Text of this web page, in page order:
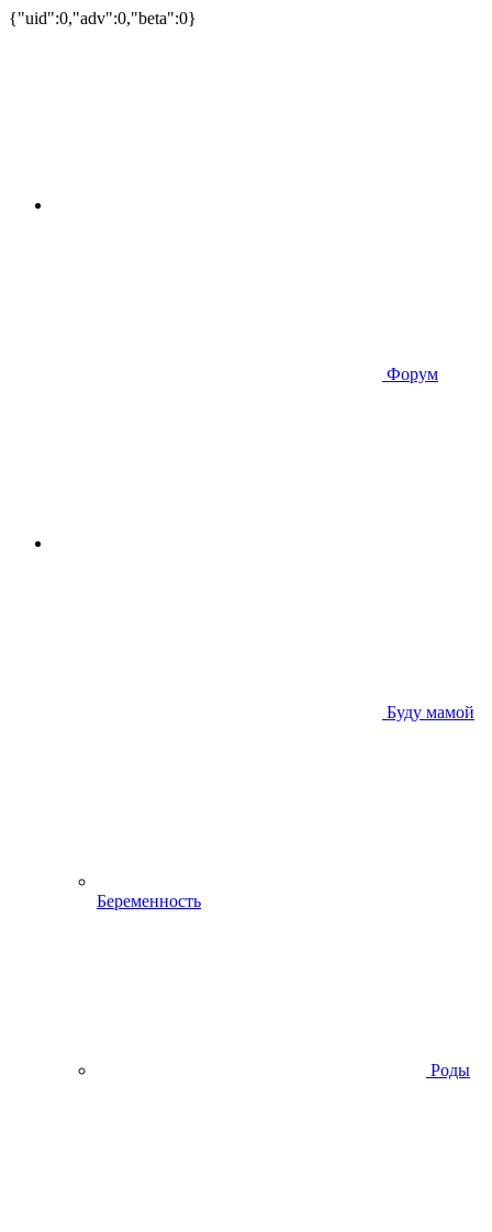
{"uid":0,"adv":0,"beta":0}
Форум
Буду мамой
Беременность
Роды